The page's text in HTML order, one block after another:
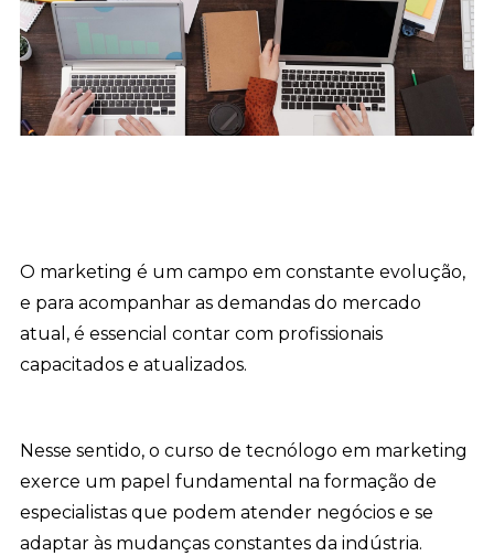
O marketing é um campo em constante evolução,
e para acompanhar as demandas do mercado
atual, é essencial contar com profissionais
capacitados e atualizados.
Nesse sentido, o curso de tecnólogo em marketing
exerce um papel fundamental na formação de
especialistas que podem atender negócios e se
adaptar às mudanças constantes da indústria.